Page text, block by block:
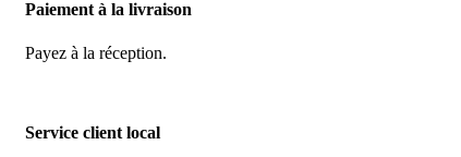
Paiement à la livraison
Payez à la réception.
Service client local